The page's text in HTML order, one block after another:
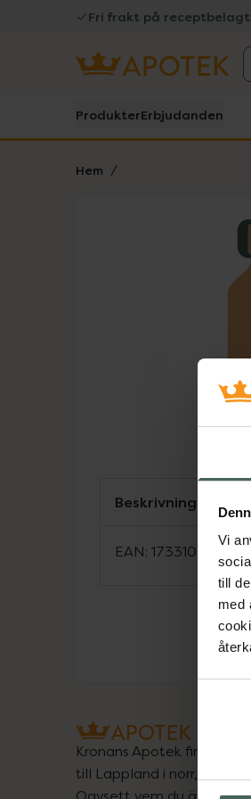
Vi
till
med
Fri frakt på receptbelagt
ProdukterErbjudanden
Hem
Lista: .
Beskrivning
EAN:
Kronans Apotek finns här
till Lappland i norr, och
Oavsett vem du är så är